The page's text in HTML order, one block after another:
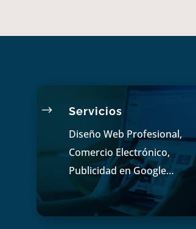
$ Servicios
Diseño Web Profesional,
Comercio Electrónico,
Publicidad en Google…